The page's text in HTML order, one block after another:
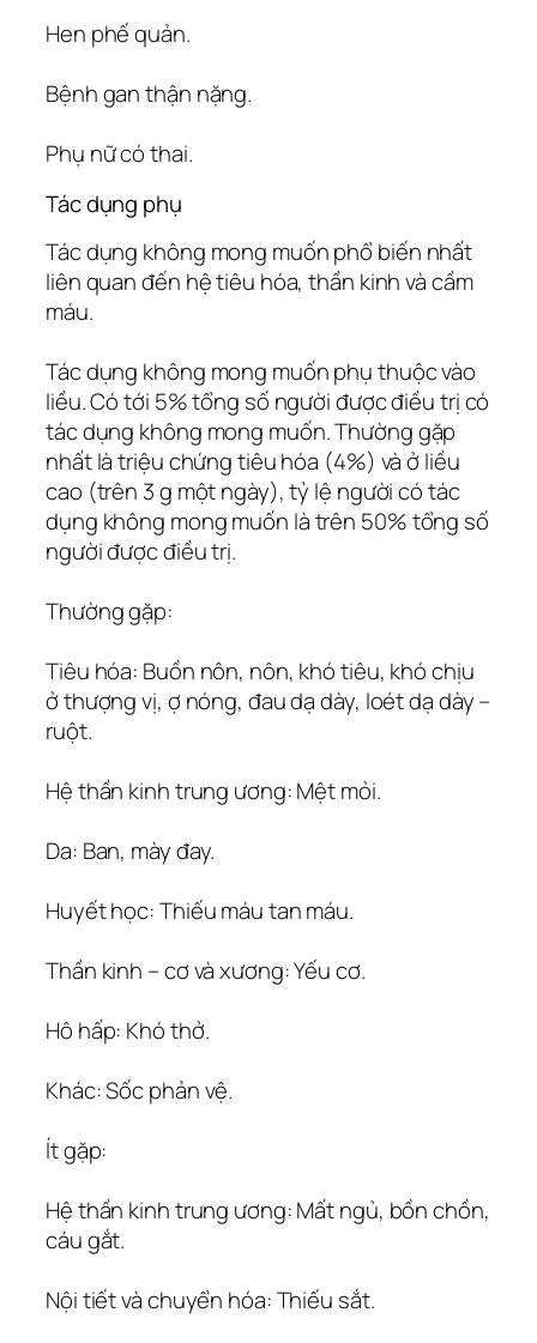
Hen phế quản.
Bệnh gan thận nặng.
Phụ nữ có thai.
Tác dụng phụ
Tác dụng không mong muốn phổ biến nhất
liên quan đến hệ tiêu hóa, thần kinh và cầm
máu.
Tác dụng không mong muốn phụ thuộc vào
liều. Có tới 5% tổng số người được điều trị có
tác dụng không mong muốn. Thường gặp
nhất là triệu chứng tiêu hóa (4%) và ở liều
cao (trên 3 g một ngày), tỷ lệ người có tác
dụng không mong muốn là trên 50% tổng số
người được điều trị.
Thường gặp:
Tiêu hóa: Buồn nôn, nôn, khó tiêu, khó chịu
ở thượng vị, ợ nóng, đau dạ dày, loét dạ dày –
ruột.
Hệ thần kinh trung ương: Mệt mỏi.
Da: Ban, mày đay.
Huyết học: Thiếu máu tan máu.
Thần kinh – cơ và xương: Yếu cơ.
Hô hấp: Khó thở.
Khác: Sốc phản vệ.
Ít gặp:
Hệ thần kinh trung ương: Mất ngủ, bồn chồn,
cáu gắt.
Nội tiết và chuyển hóa: Thiếu sắt.